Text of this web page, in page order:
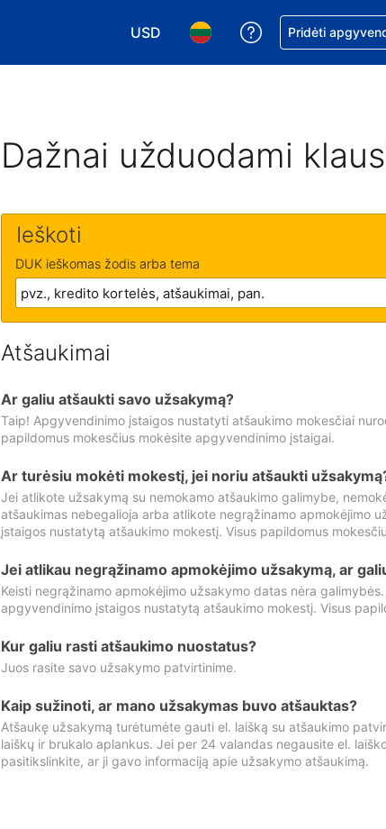
USD
Pasirinkite valiutą. Jūsų pasirinkta
Pasirinkite kalbą. Jūsų
Pagalba dėl
Pridėti
Dažnai užduodami
Ieškoti
DUK ieškomas žodis arba tema
Atšaukimai
Ar galiu atšaukti savo užsakymą?
Taip! Apgyvendinimo įstaigos nustatyti atšaukimo mokesčiai
papildomus mokesčius mokėsite apgyvendinimo įstaigai.
Ar turėsiu mokėti mokestį, jei noriu atšaukti
Jei atlikote užsakymą su nemokamo atšaukimo galimybe,
atšaukimas nebegalioja arba atlikote negrąžinamo apmokėjimo
įstaigos nustatytą atšaukimo mokestį. Visus papildomus
Jei atlikau negrąžinamo apmokėjimo užsakymą, ar
Keisti negrąžinamo apmokėjimo užsakymo datas nėra
apgyvendinimo įstaigos nustatytą atšaukimo mokestį. Visus
Kur galiu rasti atšaukimo nuostatus?
Juos rasite savo užsakymo patvirtinime.
Kaip sužinoti, ar mano užsakymas buvo atšauktas?
Atšaukę užsakymą turėtumėte gauti el. laišką su atšaukimo
laiškų ir brukalo aplankus. Jei per 24 valandas negausite el.
pasitikslinkite, ar ji gavo informaciją apie užsakymo atšaukimą.